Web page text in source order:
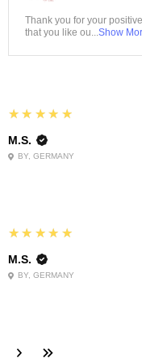
Thank you for your
that you like ou...Show
5
★★★★★
M.S.
BY, GERMANY
5
★★★★★
M.S.
BY, GERMANY